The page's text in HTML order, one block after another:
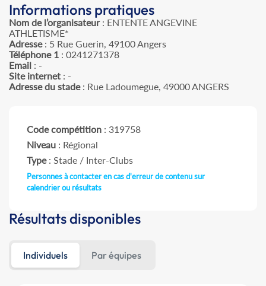
Informations pratiques
Nom de l’organisateur: ENTENTE ANGEVINE
ATHLETISME*
Adresse: 5 Rue Guerin, 49100 Angers
Téléphone 1 : 0241271378
Email : -
Site internet : -
Adresse du stade: Rue Ladoumegue, 49000 ANGERS
Code compétition : 319758
Niveau : Régional
Type: Stade / Inter-Clubs
Personnes à contacter en cas d'erreur de contenu sur
calendrier ou résultats
Résultats disponibles
Individuels Par équipes